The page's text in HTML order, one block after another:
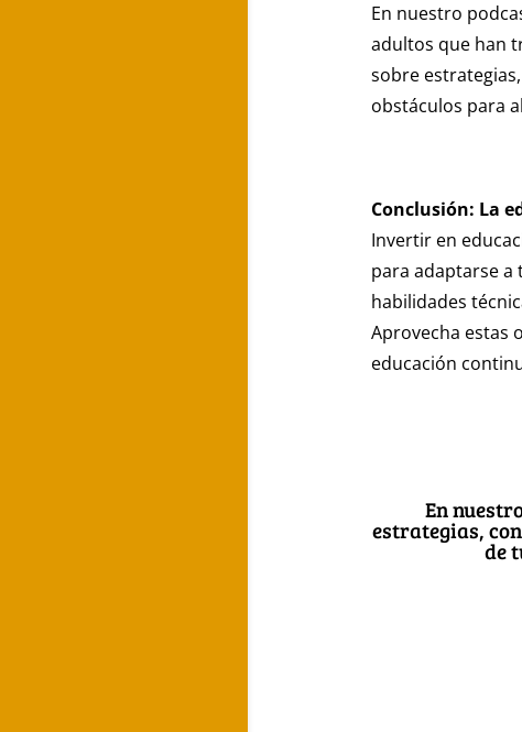
En nuestro
adultos que han
sobre
obstáculos para
Conclusión: La
Invertir en
para adaptarse a
habilidades
Aprovecha estas
educación
En
estrategias,
de